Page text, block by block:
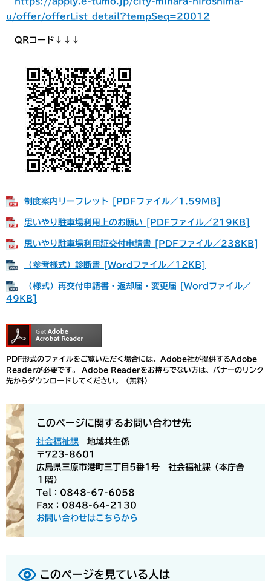
u/offer/offerList_detail?tempSeq=20012
QRコード↓↓↓
制度案内リーフレット [PDFファイル／1.59MB]
思いやり駐車場利用上のお願い [PDFファイル／219KB]
思いやり駐車場利用証交付申請書 [PDFファイル／238KB]
（参考様式）診断書 [Wordファイル／12KB]
（様式）再交付申請書・返却届・変更届 [Wordファイル／
49KB]
PDF形式のファイルをご覧いただく場合には、Adobe社が提供するAdobe
Readerが必要です。
Adobe Readerをお持ちでない方は、バナーのリンク
先からダウンロードしてください。（無料）
このページに関するお問い合わせ先
社会福祉課
地域共生係
〒723-8601
広島県三原市港町三丁目5番1号 社会福祉課（本庁舎
１階）
Tel：0848-67-6058
Fax：0848-64-2130
お問い合わせはこちらから
このページを見ている人は